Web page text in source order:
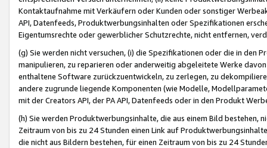
Kontaktaufnahme mit Verkäufern oder Kunden oder sonstiger
API, Datenfeeds, Produktwerbungsinhalten oder Spezifikationen
Eigentumsrechte oder gewerblicher Schutzrechte, nicht entfernen,
(g) Sie werden nicht versuchen, (i) die Spezifikationen oder die in
manipulieren, zu reparieren oder anderweitig abgeleitete Werke
enthaltene Software zurückzuentwickeln, zu zerlegen, zu
andere zugrunde liegende Komponenten (wie Modelle,
mit der Creators API, der PA API, Datenfeeds oder in den Produkt
(h) Sie werden Produktwerbungsinhalte, die aus einem Bild bestehen,
Zeitraum von bis zu 24 Stunden einen Link auf
die nicht aus Bildern bestehen, für einen Zeitraum von bis zu 24